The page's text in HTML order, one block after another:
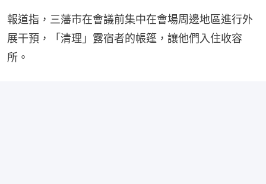
報道指，三藩市在會議前集中在會場周邊地區進行外
展干預，「清理」露宿者的帳篷，讓他們入住收容
所。